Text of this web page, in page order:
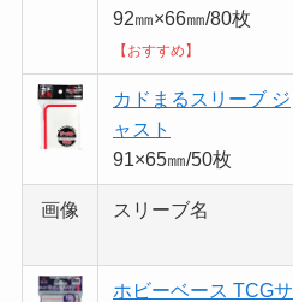
92㎜×66㎜/80枚
【おすすめ】
カドまるスリーブ ジ
ャスト
91×65㎜/50枚
画像 スリーブ名
ホビーベース TCGサ